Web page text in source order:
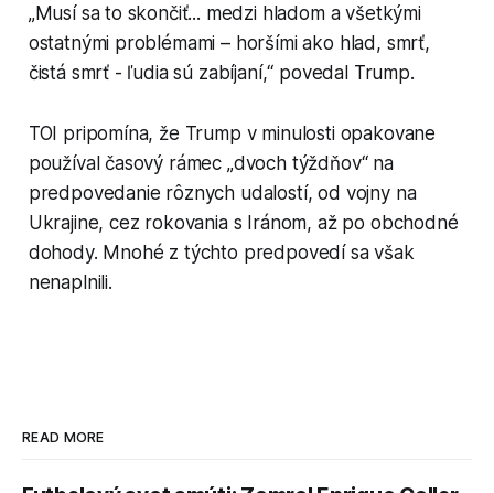
„Musí sa to skončiť... medzi hladom a všetkými
ostatnými problémami – horšími ako hlad, smrť,
čistá smrť - ľudia sú zabíjaní,“ povedal Trump.
TOI pripomína, že Trump v minulosti opakovane
používal časový rámec „dvoch týždňov“ na
predpovedanie rôznych udalostí, od vojny na
Ukrajine, cez rokovania s Iránom, až po obchodné
dohody. Mnohé z týchto predpovedí sa však
nenaplnili.
READ MORE